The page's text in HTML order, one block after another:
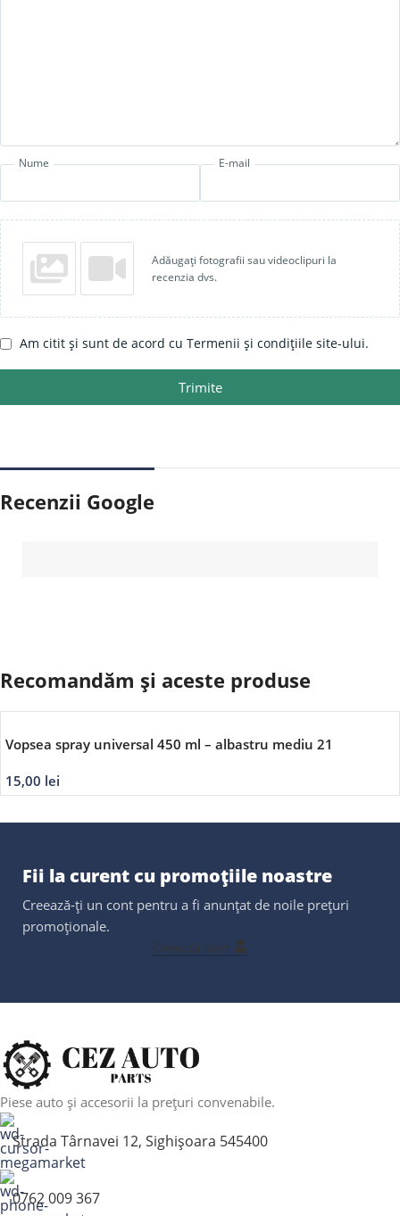
Nume E-mail
Adăugați fotografii sau videoclipuri la
recenzia dvs.
Am citit și sunt de acord cu Termenii și condițiile site-ului.
Trimite
Recenzii Google
Recomandăm și aceste produse
Vopsea spray universal 450 ml – albastru mediu 21
15,00 lei
Fii la curent cu promoțiile noastre
Creează-ți un cont pentru a fi anunțat de noile prețuri
promoționale.
Creează cont
Piese auto și accesorii la prețuri convenabile.
Strada Târnavei 12, Sighișoara 545400
0762 009 367